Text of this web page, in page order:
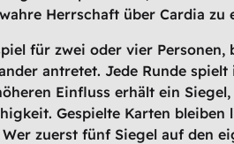
Herrschaft über Cardia zu
für zwei oder vier Personen,
antretet. Jede Runde
Einfluss erhält ein
Gespielte Karten
zuerst fünf Siegel auf den